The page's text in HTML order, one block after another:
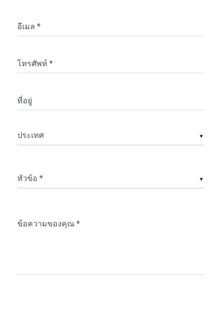
อีเมล *
โทรศัพท์ *
ที่อยู่
▼
▼
ข้อความของคุณ *